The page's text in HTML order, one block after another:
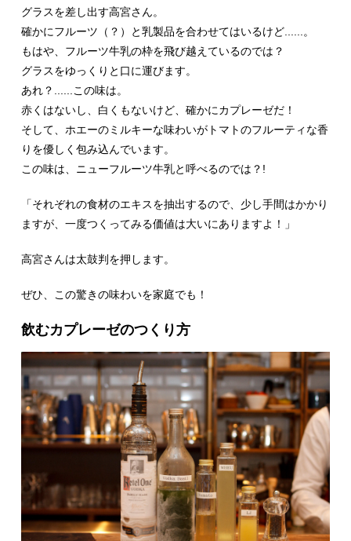
グラスを差し出す高宮さん。
確かにフルーツ（？）と乳製品を合わせてはいるけど......。
もはや、フルーツ牛乳の枠を飛び越えているのでは？
グラスをゆっくりと口に運びます。
あれ？......この味は。
赤くはないし、白くもないけど、確かにカプレーゼだ！
そして、ホエーのミルキーな味わいがトマトのフルーティな香
りを優しく包み込んでいます。
この味は、ニューフルーツ牛乳と呼べるのでは？!
「それぞれの食材のエキスを抽出するので、少し手間はかかり
ますが、一度つくってみる価値は大いにありますよ！」
高宮さんは太鼓判を押します。
ぜひ、この驚きの味わいを家庭でも！
飲むカプレーゼのつくり方